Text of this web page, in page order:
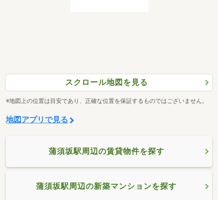
スクロール地図を見る
※地図上の位置は目安であり、正確な位置を保証するものではございません。
地図アプリで見る
蒲須坂駅周辺の賃貸物件を探す
蒲須坂駅周辺の新築マンションを探す